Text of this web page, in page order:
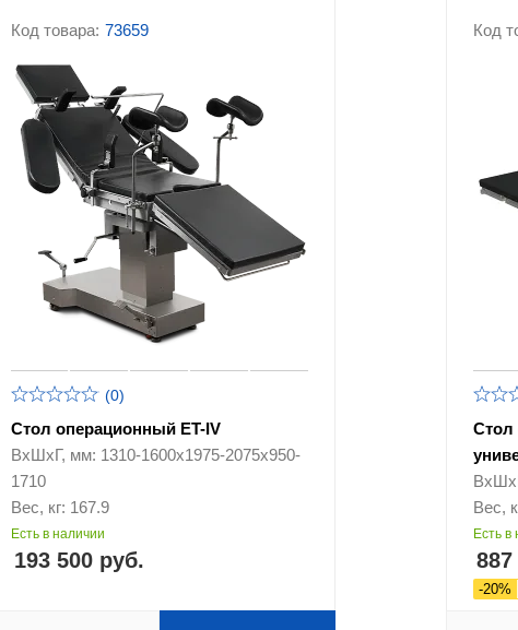
Код товара: 73659
(0)
Стол операционный ET-IV
ВхШхГ, мм: 1310-1600х1975-2075х950-
1710
Вес, кг: 167.9
Есть в наличии
193 500 руб.
Код
Стол
Вес,
Есть в
-20%